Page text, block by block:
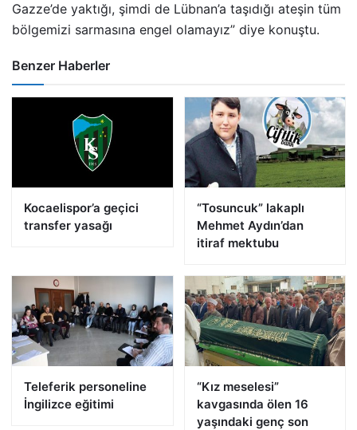
Gazze’de yaktığı, şimdi de Lübnan’a taşıdığı ateşin tüm
bölgemizi sarmasına engel olamayız” diye konuştu.
Benzer Haberler
Kocaelispor’a geçici
transfer yasağı
“Tosuncuk” lakaplı
Mehmet Aydın’dan
itiraf mektubu
Teleferik personeline
İngilizce eğitimi
“Kız meselesi”
kavgasında ölen 16
yaşındaki genç son